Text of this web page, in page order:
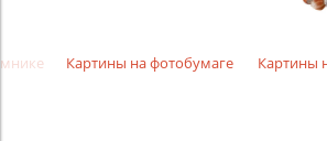
Картины на фотобумаге Картины